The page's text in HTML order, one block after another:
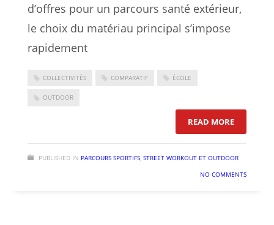
d’offres pour un parcours santé extérieur,
le choix du matériau principal s’impose
rapidement
COLLECTIVITÉS COMPARATIF ÉCOLE
OUTDOOR
READ MORE:
PUBLISHED IN PARCOURS SPORTIFS STREET WORKOUT ET OUTDOOR
NO COMMENTS